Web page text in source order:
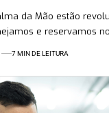
da Mão estão
e reservamos
7 MIN DE LEITURA